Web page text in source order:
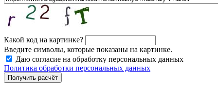
Какой код на картинке?
Введите символы, которые показаны на картинке.
Даю согласие на обработку персональных данных
Политика обработки персональных данных